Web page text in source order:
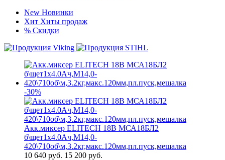
New Новинки
Хит Хиты продаж
% Скидки
-30%
Акк.миксер ELITECH 18В МСА18БЛ2
б\щет1х4.0Ач,М14,0-
420\710об\м,3.2кг,макс.120мм,пл.пуск,мешалка
10 640 руб. 15 200 руб.